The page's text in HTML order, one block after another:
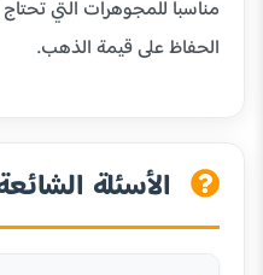
مناسباً للمجوهرات التي
الحفاظ على قيمة الذهب.
الأسئلة